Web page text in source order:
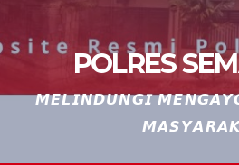
POLRES
𝙈𝙀𝙇𝙄𝙉𝘿𝙐𝙉𝙂𝙄